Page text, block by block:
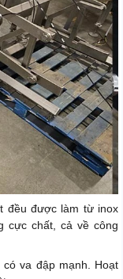
đều được làm từ inox
cực chất, cả về công
va đập mạnh. Hoạt